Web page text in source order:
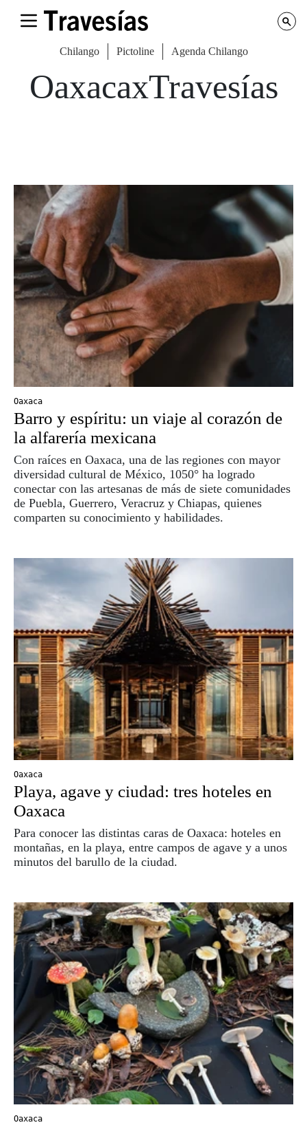
Chilango Pictoline Agenda Chilango
OaxacaxTravesías
Oaxaca
Barro y espíritu: un viaje al corazón de
la alfarería mexicana
Con raíces en Oaxaca, una de las regiones con mayor
diversidad cultural de México, 1050° ha logrado
conectar con las artesanas de más de siete comunidades
de Puebla, Guerrero, Veracruz y Chiapas, quienes
comparten su conocimiento y habilidades.
Oaxaca
Playa, agave y ciudad: tres hoteles en
Oaxaca
Para conocer las distintas caras de Oaxaca: hoteles en
montañas, en la playa, entre campos de agave y a unos
minutos del barullo de la ciudad.
Oaxaca